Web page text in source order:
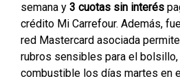
semana y 3 cuotas sin interés
crédito Mi Carrefour. Además,
red Mastercard asociada
rubros sensibles para el
combustible los días martes en